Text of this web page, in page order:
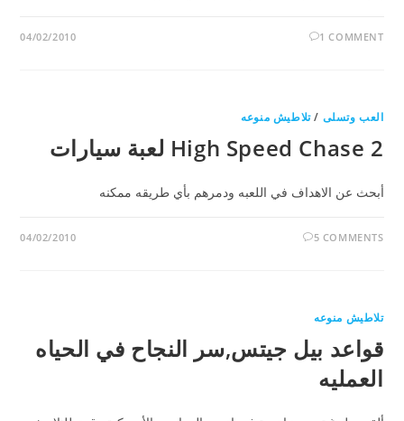
1 COMMENT
04/02/2010
العب وتسلى /تلاطيش منوعه
High Speed Chase 2 لعبة سيارات
أبحث عن الاهداف في اللعبه ودمرهم بأي طريقه ممكنه
5 COMMENTS
04/02/2010
تلاطيش منوعه
قواعد بيل جيتس,سر النجاح في الحياه
العمليه